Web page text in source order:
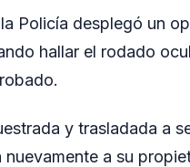
Policía desplegó un
hallar el rodado
y trasladada a
a su